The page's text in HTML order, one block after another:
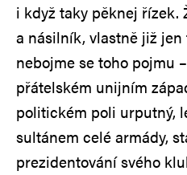
i když taky pěknej řízek.
a násilník, vlastně již jen
nebojme se toho pojmu
přátelském unijním
politickém poli urputný,
sultánem celé armády,
prezidentování svého